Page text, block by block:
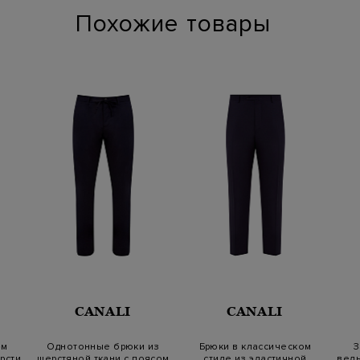
Похожие товары
CANALI
Однотонные брюки из
CANALI
Брюки в классическом